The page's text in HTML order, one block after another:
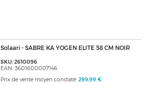
Solaari - SABRE KA YOGEN ELITE 58 CM NOIR
SKU: 2610096
EAN: 3601600007146
Prix de vente moyen constaté: 299,99 €